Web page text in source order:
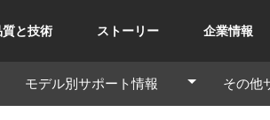
質と技術 ストーリー 企業情報
モデル別サポート情報 その